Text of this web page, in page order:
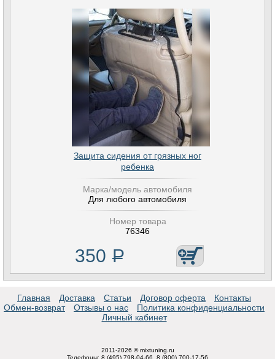
Защита сидения от грязных ног
ребенка
Марка/модель автомобиля
Для любого автомобиля
Номер товара
76346
350 Р
Главная Доставка Статьи Договор оферта
Контакты
Обмен-возврат
Отзывы о нас
Политика конфиденциальности
Личный кабинет
2011-2026 © mixtuning.ru
Телефоны: 8 (495) 798-04-66, 8 (800) 700-17-56